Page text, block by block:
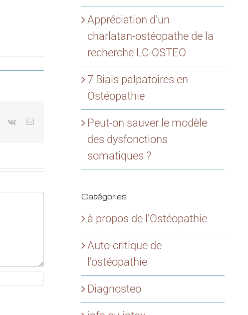
Pinterest
Vk Email
Appréciation d’un
charlatan-ostéopathe de la
recherche LC-OSTEO
7 Biais palpatoires en
Ostéopathie
Peut-on sauver le modèle
des dysfonctions
somatiques ?
Catégories
à propos de l'Ostéopathie
Auto-critique de
l'ostéopathie
Diagnosteo